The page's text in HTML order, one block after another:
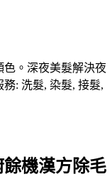
。深夜美髮解決夜
: 洗髮, 染髮, 接髮,
機漢方除毛